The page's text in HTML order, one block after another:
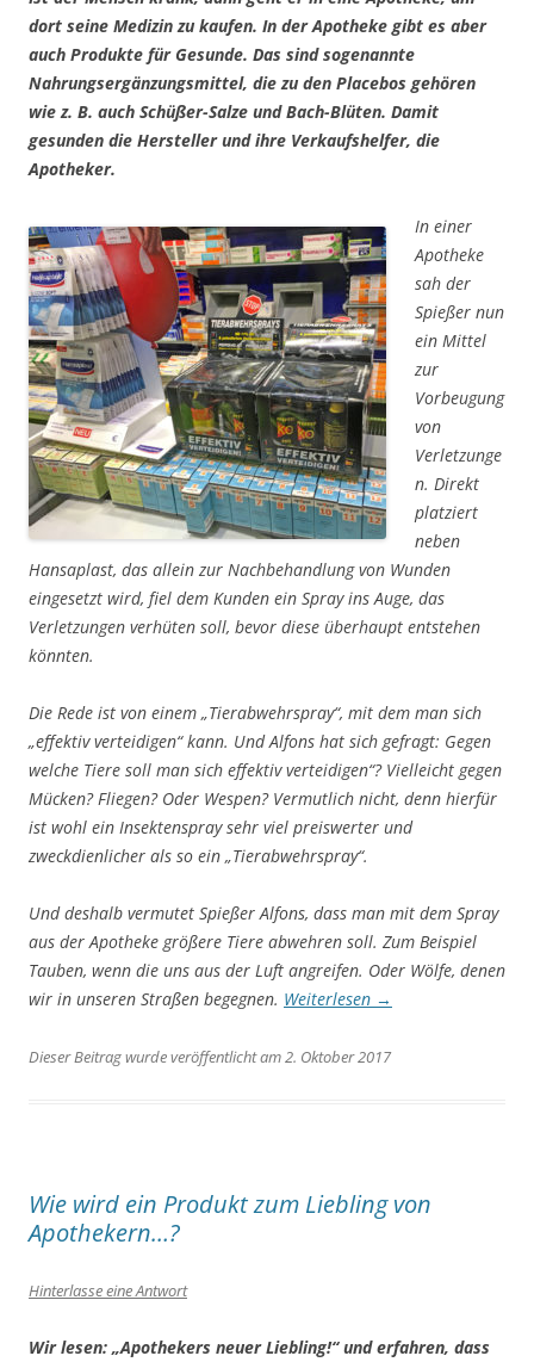
dort seine Medizin zu kaufen. In der Apotheke gibt es aber
auch Produkte für Gesunde. Das sind sogenannte
Nahrungsergänzungsmittel, die zu den Placebos gehören
wie z. B. auch Schüßer-Salze und Bach-Blüten. Damit
gesunden die Hersteller und ihre Verkaufshelfer, die
Apotheker.
In einer
Apotheke
sah der
Spießer nun
ein Mittel
zur
Vorbeugung
von
Verletzunge
n. Direkt
platziert
neben
Hansaplast, das allein zur Nachbehandlung von Wunden
eingesetzt wird, fiel dem Kunden ein Spray ins Auge, das
Verletzungen verhüten soll, bevor diese überhaupt entstehen
könnten.
Die Rede ist von einem „Tierabwehrspray“, mit dem man sich
„effektiv verteidigen“kann. Und Alfons hat sich gefragt: Gegen
welche Tiere soll man sich effektiv verteidigen“? Vielleicht gegen
Mücken? Fliegen? Oder Wespen? Vermutlich nicht, denn hierfür
ist wohl ein Insektenspray sehr viel preiswerter und
zweckdienlicher als so ein „Tierabwehrspray“.
Und deshalb vermutet Spießer Alfons, dass man mit dem Spray
aus der Apotheke größere Tiere abwehren soll. Zum Beispiel
Tauben, wenn die uns aus der Luft angreifen. Oder Wölfe, denen
wir in unseren Straßen begegnen. Weiterlesen →
Dieser Beitrag wurde veröffentlicht am 2. Oktober 2017
Wie wird ein Produkt zum Liebling von
Apothekern…?
Hinterlasse eine Antwort
Wir lesen: „Apothekers neuer Liebling!“und erfahren, dass